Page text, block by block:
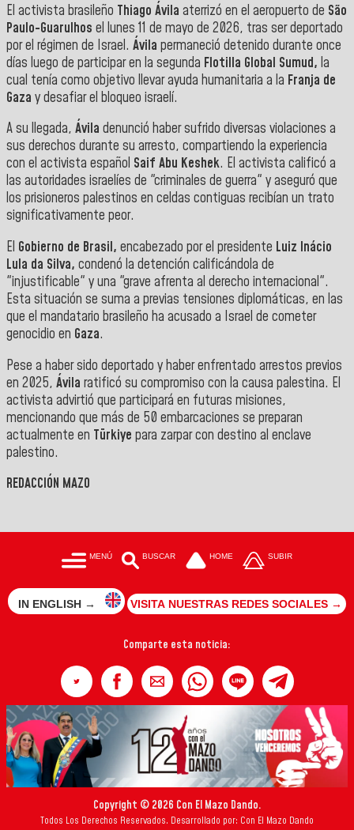
El activista brasileño Thiago Ávila aterrizó en el aeropuerto de São
Paulo-Guarulhos el lunes 11 de mayo de 2026, tras ser deportado
por el régimen de Israel. Ávila permaneció detenido durante once
días luego de participar en la segunda Flotilla Global Sumud, la
cual tenía como objetivo llevar ayuda humanitaria a la Franja de
Gaza y desafiar el bloqueo israelí.
​A su llegada, Ávila denunció haber sufrido diversas violaciones a
sus derechos durante su arresto, compartiendo la experiencia
con el activista español Saif Abu Keshek. El activista calificó a
las autoridades israelíes de "criminales de guerra" y aseguró que
los prisioneros palestinos en celdas contiguas recibían un trato
significativamente peor.
​El Gobierno de Brasil, encabezado por el presidente Luiz Inácio
Lula da Silva, condenó la detención calificándola de
"injustificable" y una "grave afrenta al derecho internacional".
Esta situación se suma a previas tensiones diplomáticas, en las
que el mandatario brasileño ha acusado a Israel de cometer
genocidio en Gaza.
​Pese a haber sido deportado y haber enfrentado arrestos previos
en 2025, Ávila ratificó su compromiso con la causa palestina. El
activista advirtió que participará en futuras misiones,
mencionando que más de 50 embarcaciones se preparan
actualmente en Türkiye para zarpar con destino al enclave
palestino.
REDACCIÓN MAZO
MENÚ BUSCAR HOME SUBIR
IN ENGLISH → VISITA NUESTRAS REDES SOCIALES →
Comparte esta noticia:
Copyright © 2026 Con El Mazo Dando.
Todos Los Derechos Reservados. Desarrollado por: Con El Mazo Dando